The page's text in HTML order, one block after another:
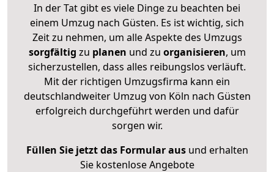
In der Tat gibt es viele Dinge zu beachten bei
einem Umzug nach Güsten. Es ist wichtig, sich
Zeit zu nehmen, um alle Aspekte des Umzugs
sorgfältig zu planen und zu organisieren, um
sicherzustellen, dass alles reibungslos verläuft.
Mit der richtigen Umzugsfirma kann ein
deutschlandweiter Umzug von Köln nach Güsten
erfolgreich durchgeführt werden und dafür
sorgen wir.
Füllen Sie jetzt das Formular ausund erhalten
Sie kostenlose Angebote